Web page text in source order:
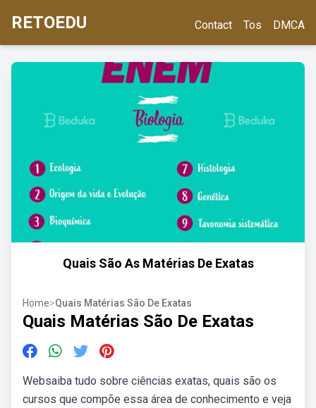
RETOEDU Contact Tos DMCA
Quais São As Matérias De Exatas
Home>Quais Matérias São De Exatas
Quais Matérias São De Exatas
Websaiba tudo sobre ciências exatas, quais são os
cursos que compõe essa área de conhecimento e veja